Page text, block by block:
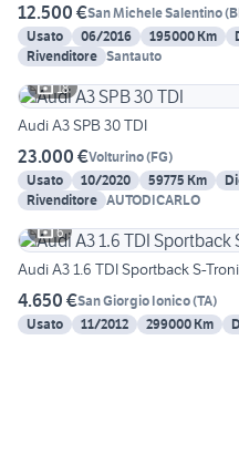
12.500 €San Michele Salentino(
Usato
06/2016 195000 Km
Rivenditore Santauto
18
Audi A3 SPB 30 TDI
23.000 €Volturino(FG)
Usato
10/2020 59775 Km
Rivenditore AUTODICARLO
6
Audi A3 1.6 TDI Sportback S-
4.650 €San Giorgio Ionico(TA)
Usato
11/2012 299000 Km